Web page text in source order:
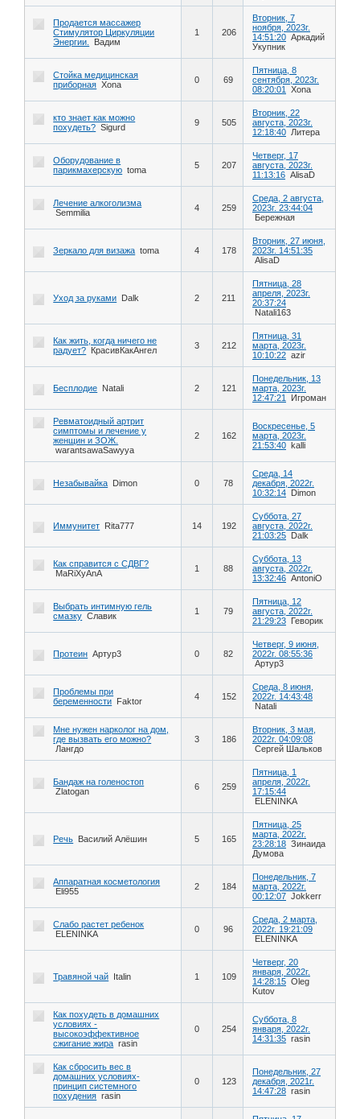
Продается массажер
Стимулятор Циркуляции
Энергии.
Вадим
1 206
Вторник, 7
ноября, 2023г.
14:51:20 Аркадий
Укупник
Стойка медицинская
приборная Xona 0 69
Пятница, 8
сентября, 2023г.
08:20:01
Xona
кто знает как можно
похудеть? Sigurd 9 505
Вторник, 22
августа, 2023г.
12:18:40 Литера
Оборудование в
парикмахерскую toma 5 207
Четверг, 17
августа, 2023г.
11:13:16 AlisaD
Лечение алкоголизма
Semmilia
4 259
Среда, 2 августа,
2023г. 23:44:04
Бережная
Зеркало для визажа toma 4 178
Вторник, 27 июня,
2023г. 14:51:35
AlisaD
Уход за руками Dalk 2 211
Пятница, 28
апреля, 2023г.
20:37:24
Natali163
Как жить, когда ничего не
радует? КрасивКакАнгел 3 212
Пятница, 31
марта, 2023г.
10:10:22 azir
Бесплодие Natali 2 121
Понедельник, 13
марта, 2023г.
12:47:21
Игроман
Ревматоидный артрит
симптомы и лечение у
женщин и ЗОЖ.
warantsawaSawyya
2 162
Воскресенье, 5
марта, 2023г.
21:53:40 kalli
Незабывайка Dimon 0 78
Среда, 14
декабря, 2022г.
10:32:14 Dimon
Иммунитет Rita777 14 192
Суббота, 27
августа, 2022г.
21:03:25 Dalk
Как справится с СДВГ?
MaRiXyAnA
1 88
Суббота, 13
августа, 2022г.
13:32:46 AntoniO
Выбрать интимную гель
смазку Славик 1 79
Пятница, 12
августа, 2022г.
21:29:23 Геворик
Протеин Артур3 0 82
Четверг, 9 июня,
2022г. 08:55:36
Артур3
Проблемы при
беременности Faktor 4 152
Среда, 8 июня,
2022г. 14:43:48
Natali
Мне нужен нарколог на дом,
где вызвать его можно?
Лангдо
3 186
Вторник, 3 мая,
2022г. 04:09:08
Сергей Шальков
Бандаж на голеностоп
Zlatogan
6 259
Пятница, 1
апреля, 2022г.
17:15:44
ELENINKA
Речь Василий Алёшин 5 165
Пятница, 25
марта, 2022г.
23:28:18 Зинаида
Думова
Аппаратная косметология
Eli955
2 184
Понедельник, 7
марта, 2022г.
00:12:07 Jokkerr
Слабо растет ребенок
ELENINKA
0 96
Среда, 2 марта,
2022г. 19:21:09
ELENINKA
Травяной чай Italin 1 109
Четверг, 20
января, 2022г.
14:28:15 Oleg
Kutov
Как похудеть в домашних
условиях -
высокоэффективное
сжигание жира rasin
0 254
Суббота, 8
января, 2022г.
14:31:35 rasin
Как сбросить вес в
домашних условиях-
принцип системного
похудения rasin
0 123
Понедельник, 27
декабря, 2021г.
14:47:28 rasin